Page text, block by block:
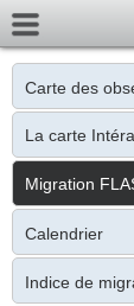
Carte des
La carte
Migration
Calendrier
Indice de